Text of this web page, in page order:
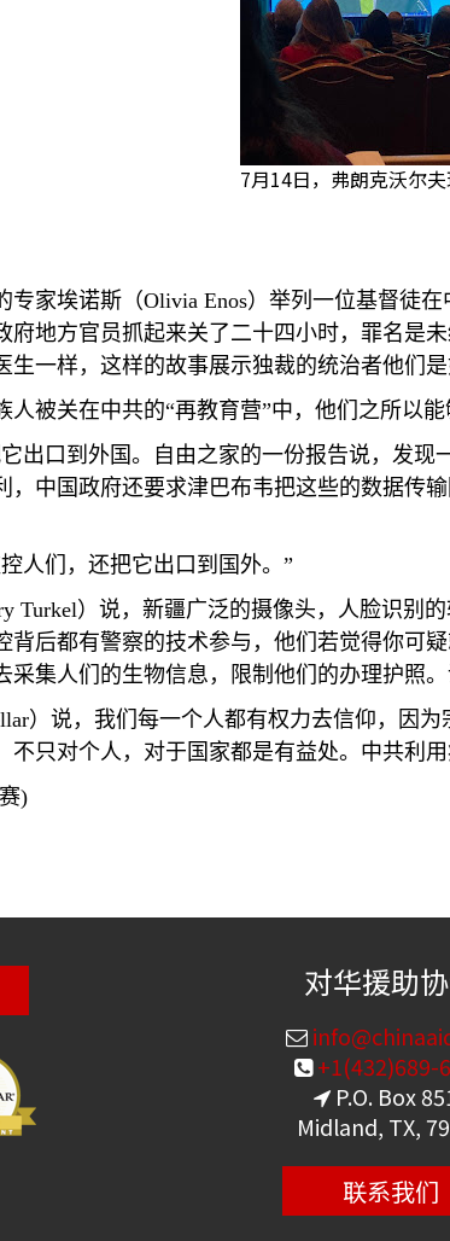
7月14日，弗朗克沃尔
专家埃诺斯（Olivia Enos）举列一位基督徒
府地方官员抓起来关了二十四小时，罪名是
一样，这样的故事展示独裁的统治者他们
人被关在中共的“再教育营”中，他们之所以
出口到外国。自由之家的一份报告说，发
，中国政府还要求津巴布韦把这些的数据传
人们，还把它出口到国外。 ”
Turkel）说，新疆广泛的摄像头，人脸识别
背后都有警察的技术参与，他们若觉得你可
采集人们的生物信息，限制他们的办理护照
）说，我们每一个人都有权力去信仰，因
不只对个人，对于国家都是有益处。中共利
)
对华援助
+1(432)689-
P.O. Box
Midland, TX,
联系我们